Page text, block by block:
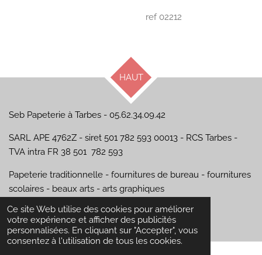
Ce site Web utilise des cookies pour améliorer
votre expérience et afficher des publicités
personnalisées. En cliquant sur "Accepter", vous
consentez à l'utilisation de tous les cookies.
ref 02212
HAUT
Seb Papeterie à Tarbes - 05.62.34.09.42
SARL APE 4762Z - siret 501 782 593 00013 - RCS Tarbes -
TVA intra FR 38 501 782 593
Papeterie traditionnelle - fournitures de bureau - fournitures
scolaires - beaux arts - arts graphiques
© 2024 - 2026 Seb Papeterie
Propulsé parWebador